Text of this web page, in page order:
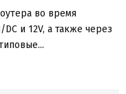
во время
и 12V, а также через